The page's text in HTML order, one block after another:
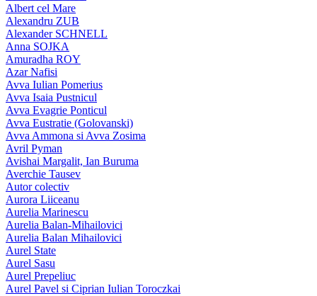
Albert cel Mare
Alexandru ZUB
Alexander SCHNELL
Anna SOJKA
Amuradha ROY
Azar Nafisi
Avva Iulian Pomerius
Avva Isaia Pustnicul
Avva Evagrie Ponticul
Avva Eustratie (Golovanski)
Avva Ammona si Avva Zosima
Avril Pyman
Avishai Margalit, Ian Buruma
Averchie Tausev
Autor colectiv
Aurora Liiceanu
Aurelia Marinescu
Aurelia Balan-Mihailovici
Aurelia Balan Mihailovici
Aurel State
Aurel Sasu
Aurel Prepeliuc
Aurel Pavel si Ciprian Iulian Toroczkai